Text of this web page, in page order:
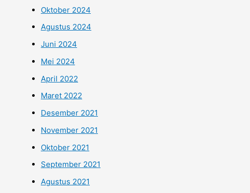
Oktober 2024
Agustus 2024
Juni 2024
Mei 2024
April 2022
Maret 2022
Desember 2021
November 2021
Oktober 2021
September 2021
Agustus 2021